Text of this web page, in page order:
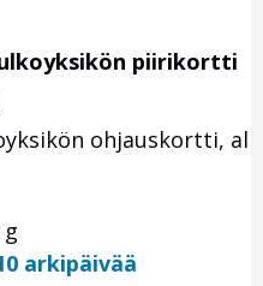
piirikortti
ohjauskortti,
arkipäivää